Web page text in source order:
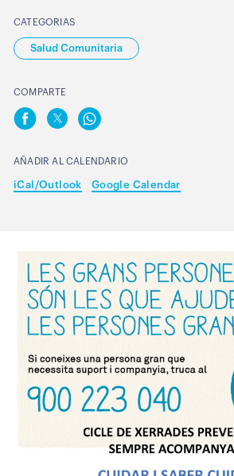
CATEGORIAS
Salud Comunitaria
COMPARTE
AÑADIR AL CALENDARIO
iCal/Outlook Google Calendar